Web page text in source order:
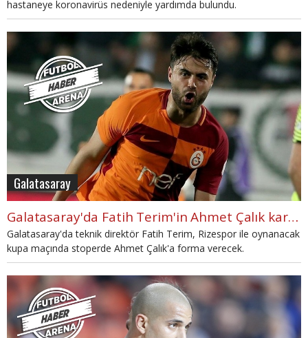
hastaneye koronavirüs nedeniyle yardımda bulundu.
Galatasaray
Galatasaray'da Fatih Terim'in Ahmet Çalık kararı
Galatasaray'da teknik direktör Fatih Terim, Rizespor ile oynanacak
kupa maçında stoperde Ahmet Çalık'a forma verecek.